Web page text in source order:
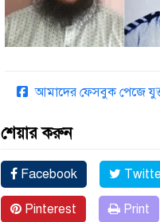
আমাদের ফেসবুক পেজে
শেয়ার করুন
Facebook
Pinterest Print